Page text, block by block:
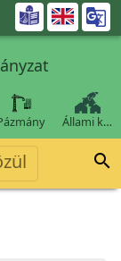

Állami k…
